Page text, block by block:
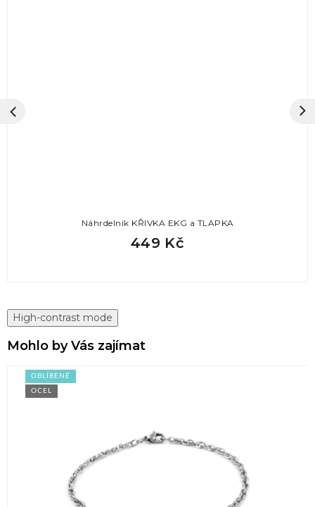
Náhrdelník KŘIVKA EKG a TLAPKA
449 Kč
High-contrast mode
Mohlo by Vás zajímat
OBLÍBENÉ
OCEL